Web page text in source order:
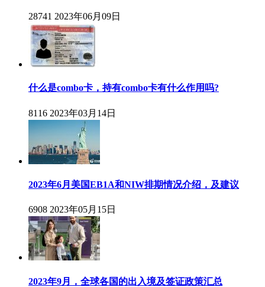
28741 2023年06月09日
什么是combo卡，持有combo卡有什么作用吗?
8116 2023年03月14日
2023年6月美国EB1A和NIW排期情况介绍，及建议
6908 2023年05月15日
2023年9月，全球各国的出入境及签证政策汇总